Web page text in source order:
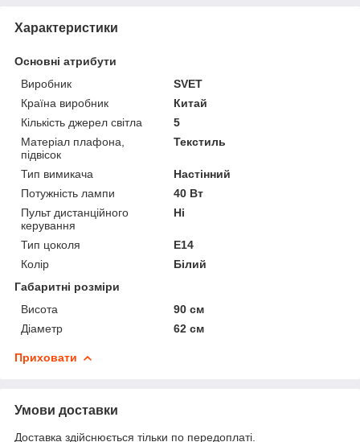
Характеристики
Основні атрибути
Виробник
SVET
Країна виробник
Китай
Кількість джерел світла
5
Матеріал плафона,
підвісок
Текстиль
Тип вимикача
Настінний
Потужність лампи
40 Вт
Пульт дистанційного
керування
Ні
Тип цоколя
E14
Колір
Білий
Габаритні розміри
Висота
90 см
Діаметр
62 см
Приховати
Умови доставки
Доставка здійснюється тільки по передоплаті.